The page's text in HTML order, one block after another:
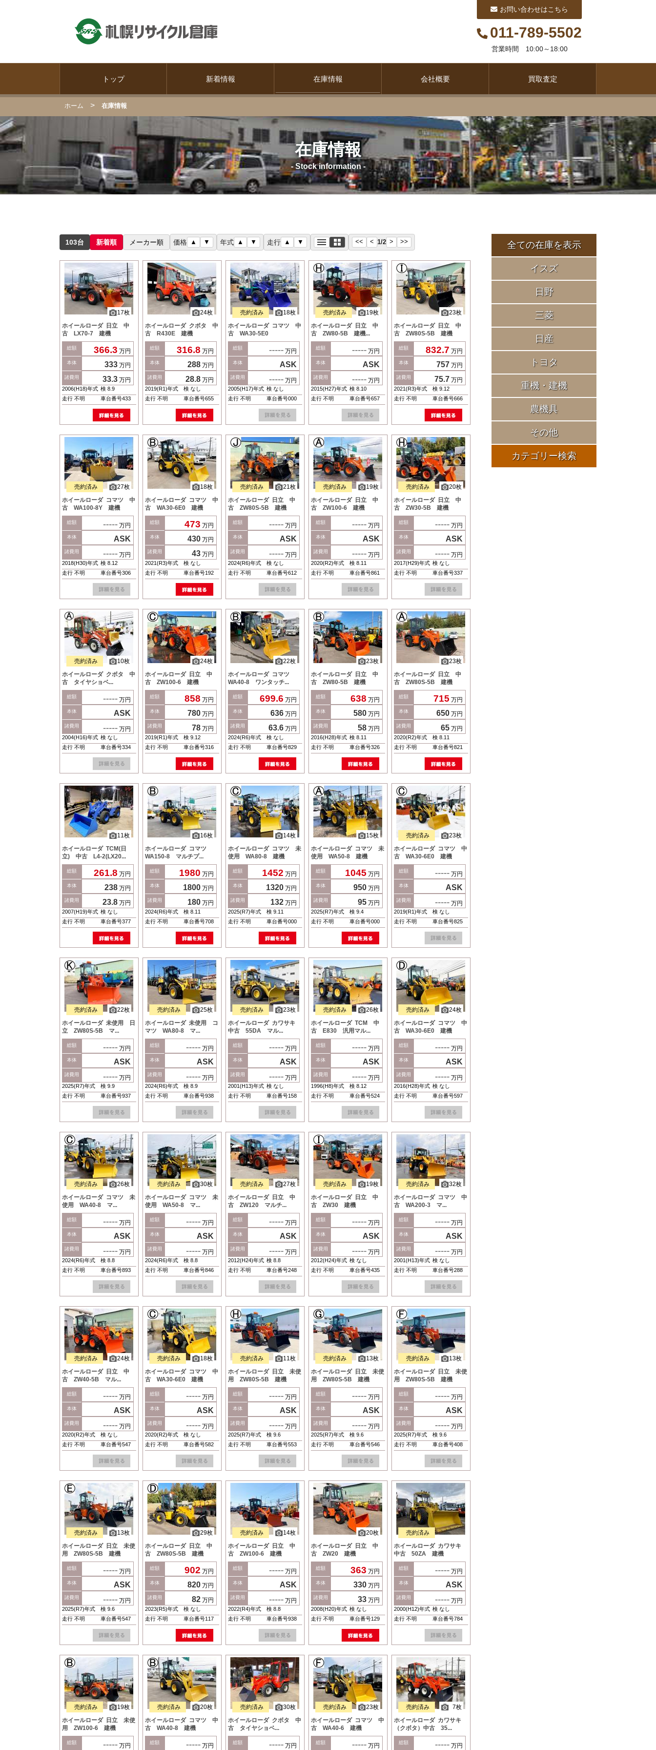
お問い合わせはこちら
011-789-5502
営業時間 10:00～18:00
トップ 新着情報 在庫情報 会社概要 買取査定
ホーム > 在庫情報
在庫情報
- Stock information -
全ての在庫を表示
イスズ
日野
三菱
日産
トヨタ
重機・建機
農機具
その他
カテゴリー検索
103台 新着順 メーカー順 価格 ▲ ▼ 年式 ▲ ▼ 走行 ▲ ▼ << < 1/2 > >>